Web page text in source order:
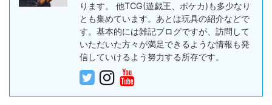
ります。 他TCG(遊戯王、ポケカ)も多少なり
とも集めています。あとは玩具の紹介などで
す。基本的には雑記ブログですが、訪問して
いただいた方々が満足できるような情報も発
信していけるよう努力する所存です。